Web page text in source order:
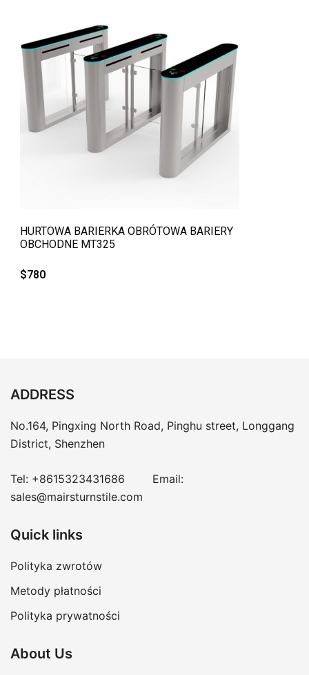
QUICK VIEW
HURTOWA BARIERKA OBRÓTOWA BARIERY
OBCHODNE MT325
$780
ADDRESS
No.164, Pingxing North Road, Pinghu street, Longgang
District, Shenzhen
Tel: +8615323431686 Email:
sales@mairsturnstile.com
Quick links
Polityka zwrotów
Metody płatności
Polityka prywatności
About Us